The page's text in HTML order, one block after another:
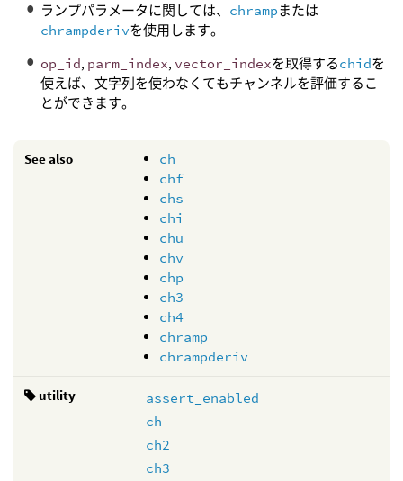
ランプパラメータに関しては、 chrampまたは
chrampderivを使用します。
op_id, parm_index, vector_indexを取得するchidを
使えば、文字列を使わなくてもチャンネルを評価するこ
とができます。
See also
ch
chf
chs
chi
chu
chv
chp
ch3
ch4
chramp
chrampderiv
utility
assert_enabled
ch
ch2
ch3